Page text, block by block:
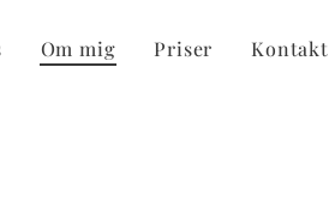
Om mig Priser Kontakt